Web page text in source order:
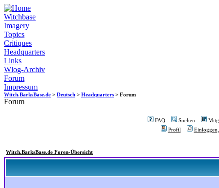
Witchbase
Imagery
Topics
Critiques
Headquarters
Links
Wlog-Archiv
Forum
Impressum
Witch.BarksBase.de > Deutsch > Headquarters > Forum
Forum
FAQ Suchen
Profil
Witch.BarksBase.de Foren-Übersicht